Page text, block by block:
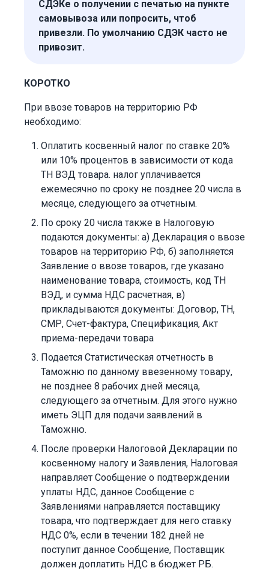
СДЭКе о получении с печатью на пункте
самовывоза или попросить, чтоб
привезли. По умолчанию СДЭК часто не
привозит.
КОРОТКО
При ввозе товаров на территорию РФ
необходимо:
Оплатить косвенный налог по ставке 20%
или 10% процентов в зависимости от кода
ТН ВЭД товара. налог уплачивается
ежемесячно по сроку не позднее 20 числа в
месяце, следующего за отчетным.
По сроку 20 числа также в Налоговую
подаются документы: а) Декларация о ввозе
товаров на территорию РФ, б) заполняется
Заявление о ввозе товаров, где указано
наименование товара, стоимость, код ТН
ВЭД, и сумма НДС расчетная, в)
прикладываются документы: Договор, ТН,
СМР, Счет-фактура, Спецификация, Акт
приема-передачи товара
Подается Статистическая отчетность в
Таможню по данному ввезенному товару,
не позднее 8 рабочих дней месяца,
следующего за отчетным. Для этого нужно
иметь ЭЦП для подачи заявлений в
Таможню.
После проверки Налоговой Декларации по
косвенному налогу и Заявления, Налоговая
направляет Сообщение о подтверждении
уплаты НДС, данное Сообщение с
Заявлениями направляется поставщику
товара, что подтверждает для него ставку
НДС 0%, если в течении 182 дней не
поступит данное Сообщение, Поставщик
должен доплатить НДС в бюджет РБ.